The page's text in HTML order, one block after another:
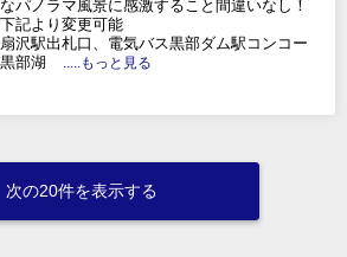
パノラマ風景に感激すること間違いなし！
記より変更可能
沢駅出札口、電気バス黒部ダム駅コンコー
部湖
.....もっと見る
次の20件を表示する